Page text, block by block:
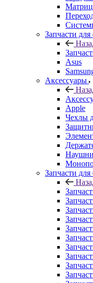
Asus
Аксессуары
Apple
Чехлы
Запчасти